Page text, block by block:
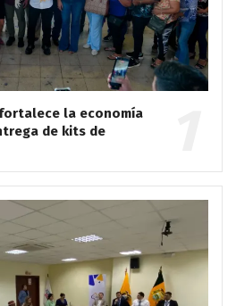
la economía
de kits de